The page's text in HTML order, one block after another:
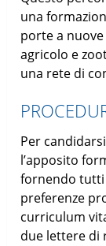
una
porte a
agricolo e
una rete di
Per
l’apposito
fornendo tutti
preferenze
curriculum
due lettere di